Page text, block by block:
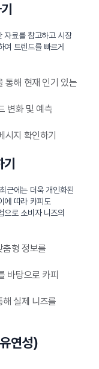
자료를 참고하고 시장
트렌드를 빠르게
통해 현재 인기 있는
변화 및 예측
지 확인하기
기
근에는 더욱 개인화된
에 따라 카피도
으로 소비자 니즈의
춤형 정보를
바탕으로 카피
실제 니즈를
연성)